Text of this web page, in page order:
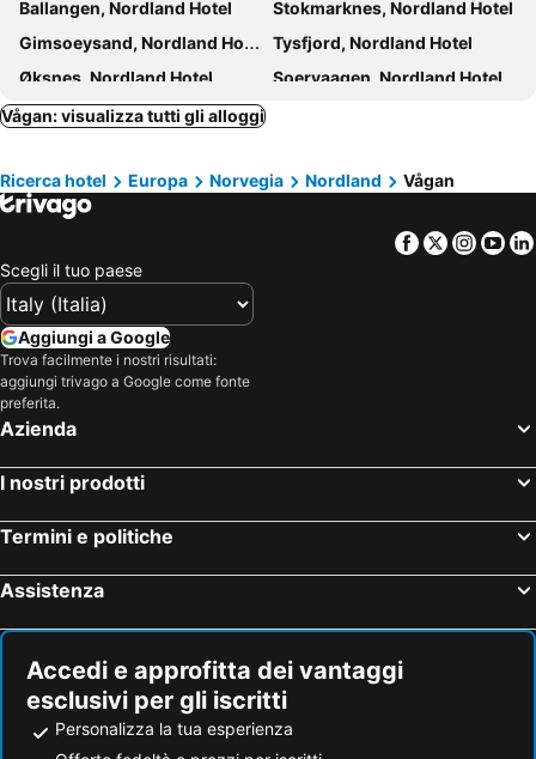
Ballangen, Nordland Hotel
Stokmarknes, Nordland Hotel
Gimsoeysand, Nordland Hotel
Tysfjord, Nordland Hotel
Øksnes, Nordland Hotel
Soervaagen, Nordland Hotel
Melbu, Nordland Hotel
Kvæfjord, Troms Hotel
Hadsel, Nordland Hotel
Skånland, Troms Hotel
Bodø, Nordland Hotel
Moskenes, Nordland Hotel
Stamsund, Nordland Hotel
Leknes, Nordland Hotel
Oslo, Oslo Hotel
Tromsø, Troms Hotel
Vågan: visualizza tutti gli alloggi
Ricerca hotel Europa Norvegia Nordland Vågan
Facebook
Twitter
Scegli il tuo paese
Aggiungi a Google
Trova facilmente i nostri risultati:
aggiungi trivago a Google come fonte
preferita.
Azienda
I nostri prodotti
Termini e politiche
Assistenza
Accedi e approfitta dei vantaggi
esclusivi per gli iscritti
Personalizza la tua esperienza